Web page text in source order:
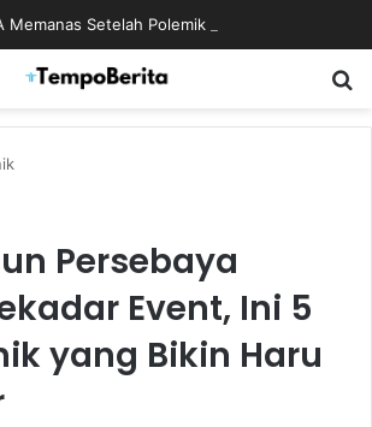
Persebaya
Event, Ini 5
yang Bikin Haru